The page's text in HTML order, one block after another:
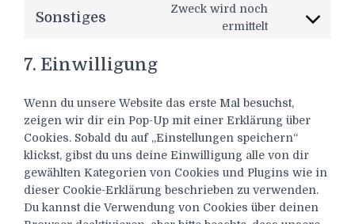
service
Sonstiges
Zweck wird noch
ermittelt
Consent
7. Einwilligung
Wenn du unsere Website das erste Mal besuchst,
zeigen wir dir ein Pop-Up mit einer Erklärung über
Cookies. Sobald du auf „Einstellungen speichern“
klickst, gibst du uns deine Einwilligung alle von dir
gewählten Kategorien von Cookies und Plugins wie in
dieser Cookie-Erklärung beschrieben zu verwenden.
Du kannst die Verwendung von Cookies über deinen